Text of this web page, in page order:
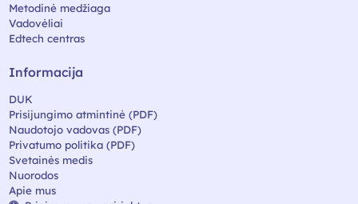
Metodinė medžiaga
Vadovėliai
Edtech centras
Informacija
DUK
Prisijungimo atmintinė (PDF)
Naudotojo vadovas (PDF)
Privatumo politika (PDF)
Svetainės medis
Nuorodos
Apie mus